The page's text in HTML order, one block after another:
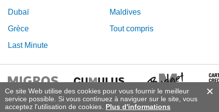
Ce site Web utilise des cookies pour vous fournir le meilleur
service possible. Si vous continuez à naviguer sur le site, vous
acceptez l'utilisation de cookies. Plus d'informations
Dubaï
Maldives
Grèce
Tout compris
Last Minute
© 2026 Vacances Migros, DERTOUR Suisse SA